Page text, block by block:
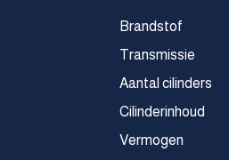
Brandstof
Transmissie
Aantal cilinders
Cilinderinhoud
Vermogen